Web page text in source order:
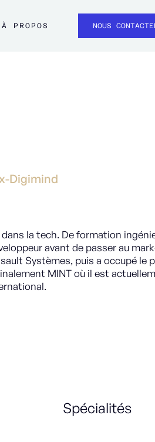
À PROPOS NOUS
Digimind
la tech. De formation
avant de passer au
Systèmes, puis a occupé le
MINT où il est
Spécialités